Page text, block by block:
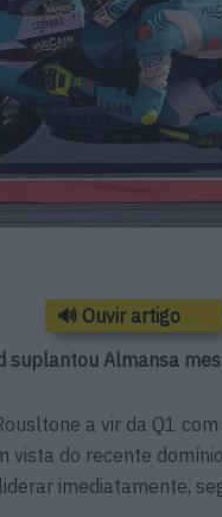
🔊 Ouvir artigo
suplantou Almansa
a vir da Q1
vista do recente
imediatamente,